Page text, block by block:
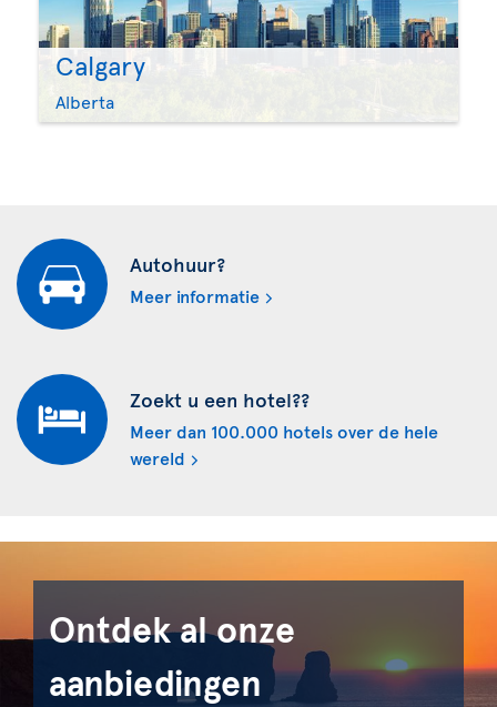
Calgary
Alberta
Autohuur?
Meer informatie
Zoekt u een hotel??
Meer dan 100.000 hotels over de hele
wereld
Ontdek al onze
aanbiedingen